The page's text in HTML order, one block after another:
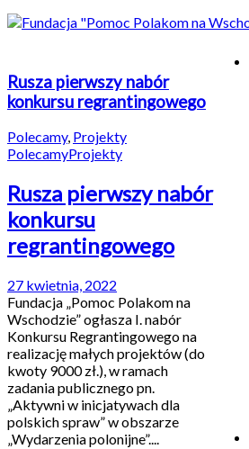
Rusza pierwszy nabór
konkursu regrantingowego
Polecamy, Projekty
PolecamyProjekty
Rusza pierwszy nabór
konkursu
regrantingowego
27 kwietnia, 2022
Fundacja „Pomoc Polakom na
Wschodzie” ogłasza I. nabór
Konkursu Regrantingowego na
realizację małych projektów (do
kwoty 9000 zł.), w ramach
zadania publicznego pn.
„Aktywni w inicjatywach dla
polskich spraw” w obszarze
„Wydarzenia polonijne”....